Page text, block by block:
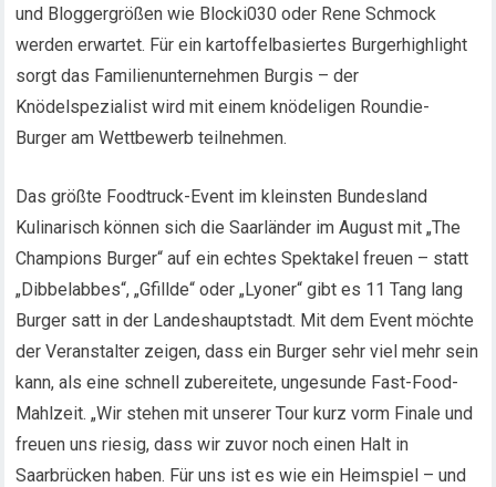
und Bloggergrößen wie Blocki030 oder Rene Schmock
werden erwartet. Für ein kartoffelbasiertes Burgerhighlight
sorgt das Familienunternehmen Burgis – der
Knödelspezialist wird mit einem knödeligen Roundie-
Burger am Wettbewerb teilnehmen.
Das größte Foodtruck-Event im kleinsten Bundesland
Kulinarisch können sich die Saarländer im August mit „The
Champions Burger“ auf ein echtes Spektakel freuen – statt
„Dibbelabbes“, „Gfillde“ oder „Lyoner“ gibt es 11 Tang lang
Burger satt in der Landeshauptstadt. Mit dem Event möchte
der Veranstalter zeigen, dass ein Burger sehr viel mehr sein
kann, als eine schnell zubereitete, ungesunde Fast-Food-
Mahlzeit. „Wir stehen mit unserer Tour kurz vorm Finale und
freuen uns riesig, dass wir zuvor noch einen Halt in
Saarbrücken haben. Für uns ist es wie ein Heimspiel – und